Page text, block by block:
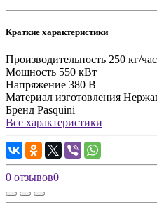
Краткие характеристики
Производительность 250 кг/час
Мощность 550 кВт
Напряжение 380 В
Материал изготовления
Бренд Pasquini
Все характеристики
0 отзывов0